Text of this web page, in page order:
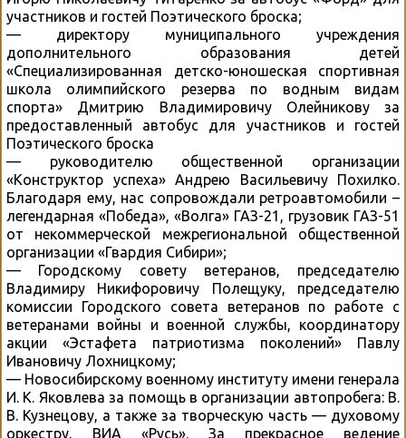
участников и гостей Поэтического броска;
— директору муниципального учреждения
дополнительного образования детей
«Специализированная детско-юношеская спортивная
школа олимпийского резерва по водным видам
спорта» Дмитрию Владимировичу Олейникову за
предоставленный автобус для участников и гостей
Поэтического броска
— руководителю общественной организации
«Конструктор успеха» Андрею Васильевичу Похилко.
Благодаря ему, нас сопровождали ретроавтомобили –
легендарная «Победа», «Волга» ГАЗ-21, грузовик ГАЗ-51
от некоммерческой межрегиональной общественной
организации «Гвардия Сибири»;
— Городскому совету ветеранов, председателю
Владимиру Никифоровичу Полещуку, председателю
комиссии Городского совета ветеранов по работе с
ветеранами войны и военной службы, координатору
акции «Эстафета патриотизма поколений» Павлу
Ивановичу Лохницкому;
— Новосибирскому военному институту имени генерала
И. К. Яковлева за помощь в организации автопробега: В.
В. Кузнецову, а также за творческую часть — духовому
оркестру, ВИА «Русь». За прекрасное ведение